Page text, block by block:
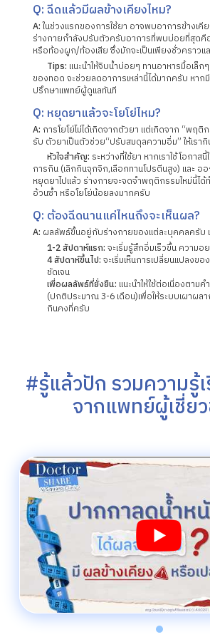
Q: ฉีดแล้วมีผลข้างเคียงไหม?
A:ในช่วงแรกของการใช้ยา อาจพบอาการข้างเคี
ร่างกายกำลังปรับตัวครับอาการที่พบบ่อยที่สุดคื
หรือท้องผูก/ท้องเสีย ซึ่งมักจะเป็นเพียงชั่วคราวแ
Tips: แนะนำให้จิบน้ำบ่อยๆ ทานอาหารมื้อเล็ก
ของทอด จะช่วยลดอาการเหล่านี้ได้มากครับ หา
ปรึกษาแพทย์ผู้ดูแลทันที
Q: หยุดยาแล้วจะโยโย่ไหม?
A: การโยโย่ไม่ได้เกิดจากตัวยา แต่เกิดจาก “พฤ
รับ ตัวยาเป็นตัวช่วย“ปรับสมดุลความอิ่ม” ให้เรา
หัวใจสำคัญ: ระหว่างที่ใช้ยา หากเราใช้โอกา
การกิน (เลิกกินจุกจิก,เลือกทานโปรตีนสูง) และ
หยุดยาไปแล้ว ร่างกายจะจดจำพฤติกรรมใหม่นี้ได้
อ้วนซ้ำ หรือโยโย่น้อยลงมากครับ
Q: ต้องฉีดนานแค่ไหนถึงจะเห็นผล?
A: ผลลัพธ์ขึ้นอยู่กับร่างกายของแต่ละบุคคลครับ
1-2 สัปดาห์แรก:จะเริ่มรู้สึกอิ่มเร็วขึ้น ความอ
4 สัปดาห์ขึ้นไป:จะเริ่มเห็นการเปลี่ยนแปลงข
ชัดเจน
เพื่อผลลัพธ์ที่ยั่งยืน: แนะนำให้ใช้ต่อเนื่องตาม
(ปกติประมาณ 3-6 เดือน)เพื่อให้ระบบเผาผ
กินคงที่ครับ
#รู้แล้วปัก รวมความรู้
จากแพทย์ผู้เชี่ย